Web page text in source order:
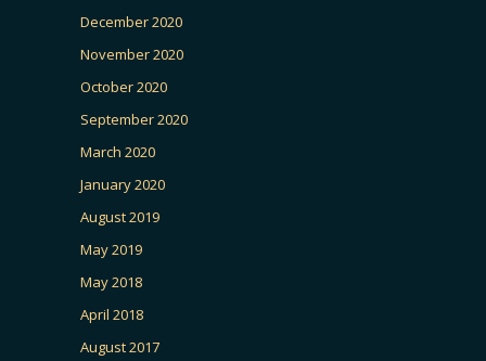
December 2020
November 2020
October 2020
September 2020
March 2020
January 2020
August 2019
May 2019
May 2018
April 2018
August 2017